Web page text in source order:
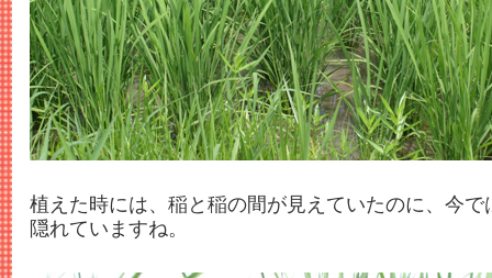
植えた時には、稲と稲の間が見えていたのに、今で
隠れていますね。